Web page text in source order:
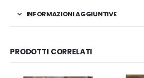
INFORMAZIONI AGGIUNTIVE
PRODOTTI CORRELATI